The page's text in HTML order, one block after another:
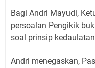
Bagi Andri Mayudi,
persoalan Pengikik
soal prinsip
Andri menegaskan,